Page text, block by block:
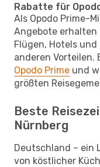
Rabatte für
Als Opodo Prime-
Angebote erhalten
Flügen, Hotels
anderen Vorteilen.
Opodo Prime und
größten
Beste
Nürnberg
Deutschland – ein
von köstlicher